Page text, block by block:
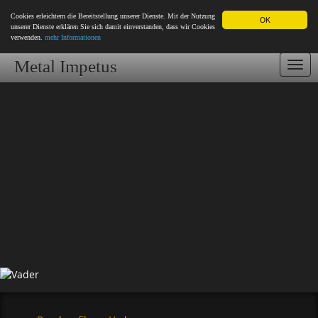
OK
Cookies erleichtern die Bereitstellung unserer Dienste. Mit der Nutzung
unserer Dienste erklären Sie sich damit einverstanden, dass wir Cookies
verwenden. mehr Informationen
Metal Impetus